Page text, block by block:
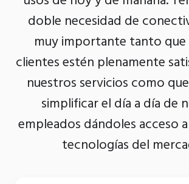
doble necesidad de
muy importante tanto que
clientes estén plenamente
nuestros servicios como
simplificar el día a día de
empleados dándoles acceso
tecnologías del